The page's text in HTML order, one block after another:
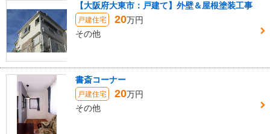
【大阪府大東市：戸建て】外壁＆屋根塗装工事
戸建住宅 20万円
その他
書斎コーナー
戸建住宅 20万円
その他